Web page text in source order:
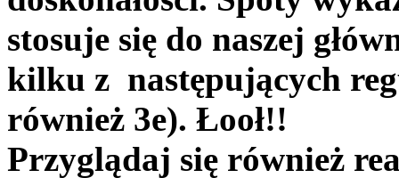
stosuje się do naszej
kilku z następujących
również 3e). Łooł!!
Przyglądaj się również